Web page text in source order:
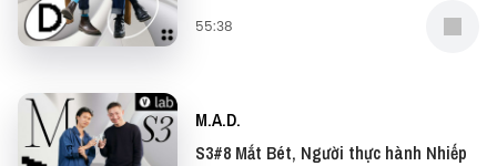
55:38
M.A.D.
S3#8 Mắt Bét, Người thực hành Nhiếp